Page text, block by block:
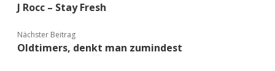
J Rocc – Stay Fresh
Nächster Beitrag
Oldtimers, denkt man zumindest